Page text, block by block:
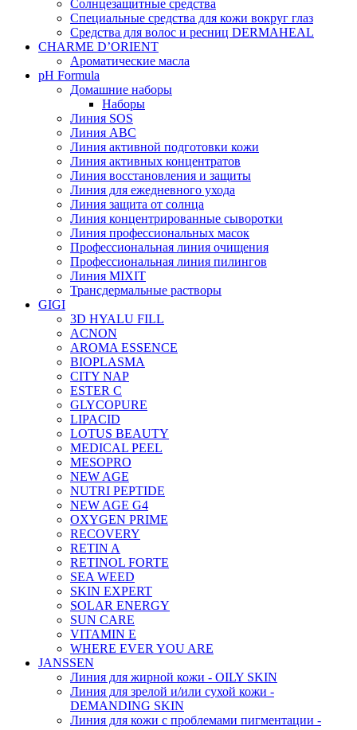
Солнцезащитные средства
Специальные средства для кожи вокруг глаз
Средства для волос и ресниц DERMAHEAL
CHARME D’ORIENT
Ароматические масла
pH Formula
Домашние наборы
Наборы
Линия SOS
Линия АВС
Линия активной подготовки кожи
Линия активных концентратов
Линия восстановления и защиты
Линия для ежедневного ухода
Линия защита от солнца
Линия концентрированные сыворотки
Линия профессиональных масок
Профессиональная линия очищения
Профессиональная линия пилингов
Линия MIXIT
Трансдермальные растворы
GIGI
3D HYALU FILL
ACNON
AROMA ESSENCE
BIOPLASMA
CITY NAP
ESTER C
GLYCOPURE
LIPACID
LOTUS BEAUTY
MEDICAL PEEL
MESOPRO
NEW AGE
NUTRI PEPTIDE
NEW AGE G4
OXYGEN PRIME
RECOVERY
RETIN A
RETINOL FORTE
SEA WEED
SKIN EXPERT
SOLAR ENERGY
SUN CARE
VITAMIN E
WHERE EVER YOU ARE
JANSSEN
Линия для жирной кожи - OILY SKIN
Линия для зрелой и/или сухой кожи -
DEMANDING SKIN
Линия для кожи с проблемами пигментации -